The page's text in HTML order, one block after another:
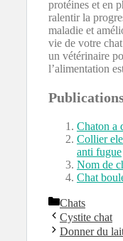
protéines et en
ralentir la
maladie et
vie de votre
un vétérinaire
l’alimentation
Chaton a
Collier
anti fugue
Nom de
Chat
Catégories
Chats
Cystite chat
Donner du